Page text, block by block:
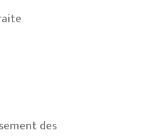
des